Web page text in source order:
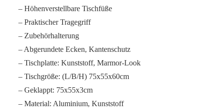
– Höhenverstellbare Tischfüße
– Praktischer Tragegriff
– Zubehörhalterung
– Abgerundete Ecken, Kantenschutz
– Tischplatte: Kunststoff, Marmor-Look
– Tischgröße: (L/B/H) 75x55x60cm
– Geklappt: 75x55x3cm
– Material: Aluminium, Kunststoff